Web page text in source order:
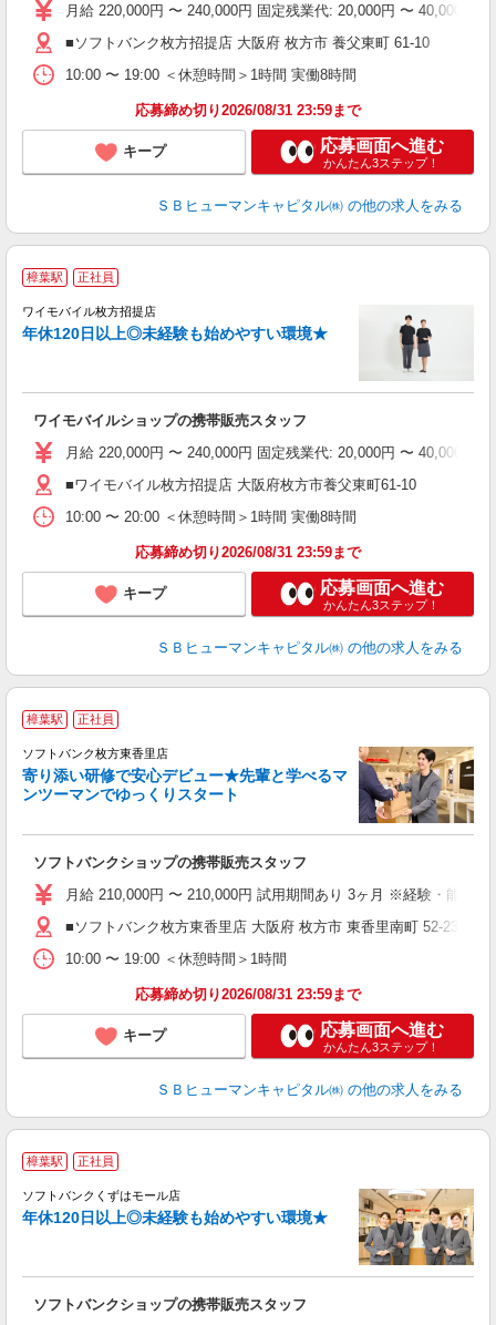
月給 220,000円 〜 240,000円 固定残業代: 20,000円 〜 40,000円
■ソフトバンク枚方招提店 大阪府 枚方市 養父東町 61‐10
10:00 〜 19:00 ＜休憩時間＞1時間 実働8時間
応募締め切り2026/08/31 23:59まで
キープ 応募画面へ進む
かんたん3ステップ！
ＳＢヒューマンキャピタル㈱ の他の求人をみる
樟葉駅 正社員
ワイモバイル枚方招提店
年休120日以上◎未経験も始めやすい環境★
ワイモバイルショップの携帯販売スタッフ
月給 220,000円 〜 240,000円 固定残業代: 20,000円 〜 40,000円
■ワイモバイル枚方招提店 大阪府枚方市養父東町61‐10
10:00 〜 20:00 ＜休憩時間＞1時間 実働8時間
応募締め切り2026/08/31 23:59まで
キープ 応募画面へ進む
かんたん3ステップ！
ＳＢヒューマンキャピタル㈱ の他の求人をみる
樟葉駅 正社員
ソフトバンク枚方東香里店
寄り添い研修で安心デビュー★先輩と学べるマ
ンツーマンでゆっくりスタート
ソフトバンクショップの携帯販売スタッフ
月給 210,000円 〜 210,000円 試用期間あり 3ヶ月 ※経験・能力
■ソフトバンク枚方東香里店 大阪府 枚方市 東香里南町 52‐23
10:00 〜 19:00 ＜休憩時間＞1時間
応募締め切り2026/08/31 23:59まで
キープ 応募画面へ進む
かんたん3ステップ！
ＳＢヒューマンキャピタル㈱ の他の求人をみる
樟葉駅 正社員
ソフトバンクくずはモール店
年休120日以上◎未経験も始めやすい環境★
ソフトバンクショップの携帯販売スタッフ